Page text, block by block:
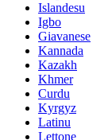
Islandesu
Igbo
Giavanese
Kannada
Kazakh
Khmer
Curdu
Kyrgyz
Latinu
Lettone